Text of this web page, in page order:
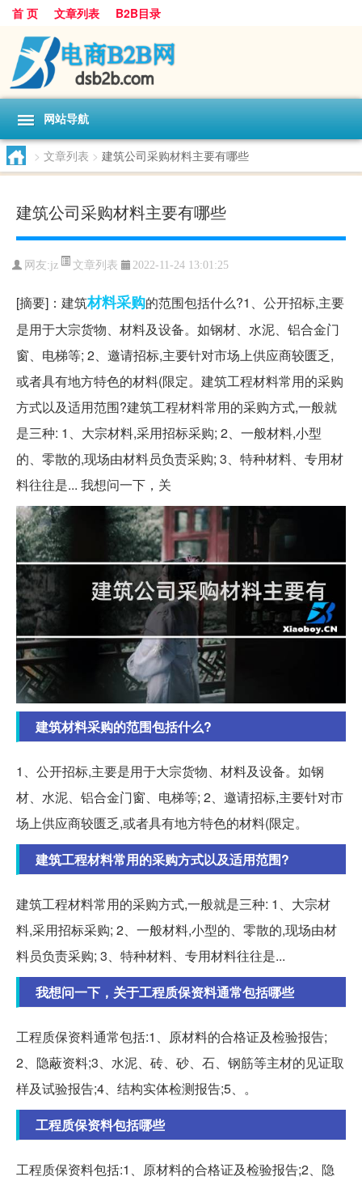
首 页 文章列表 B2B目录
网站导航
> 文章列表 > 建筑公司采购材料主要有哪些
建筑公司采购材料主要有哪些
网友:jz 文章列表 2022-11-24 13:01:25
[摘要]：建筑材料采购的范围包括什么?1、公开招标,主要
是用于大宗货物、材料及设备。如钢材、水泥、铝合金门
窗、电梯等; 2、邀请招标,主要针对市场上供应商较匮乏,
或者具有地方特色的材料(限定。建筑工程材料常用的采购
方式以及适用范围?建筑工程材料常用的采购方式,一般就
是三种: 1、大宗材料,采用招标采购; 2、一般材料,小型
的、零散的,现场由材料员负责采购; 3、特种材料、专用材
料往往是... 我想问一下，关
建筑材料采购的范围包括什么?
1、公开招标,主要是用于大宗货物、材料及设备。如钢
材、水泥、铝合金门窗、电梯等; 2、邀请招标,主要针对市
场上供应商较匮乏,或者具有地方特色的材料(限定。
建筑工程材料常用的采购方式以及适用范围?
建筑工程材料常用的采购方式,一般就是三种: 1、大宗材
料,采用招标采购; 2、一般材料,小型的、零散的,现场由材
料员负责采购; 3、特种材料、专用材料往往是...
我想问一下，关于工程质保资料通常包括哪些
工程质保资料通常包括:1、原材料的合格证及检验报告;
2、隐蔽资料;3、水泥、砖、砂、石、钢筋等主材的见证取
样及试验报告;4、结构实体检测报告;5、。
工程质保资料包括哪些
工程质保资料包括:1、原材料的合格证及检验报告;2、隐